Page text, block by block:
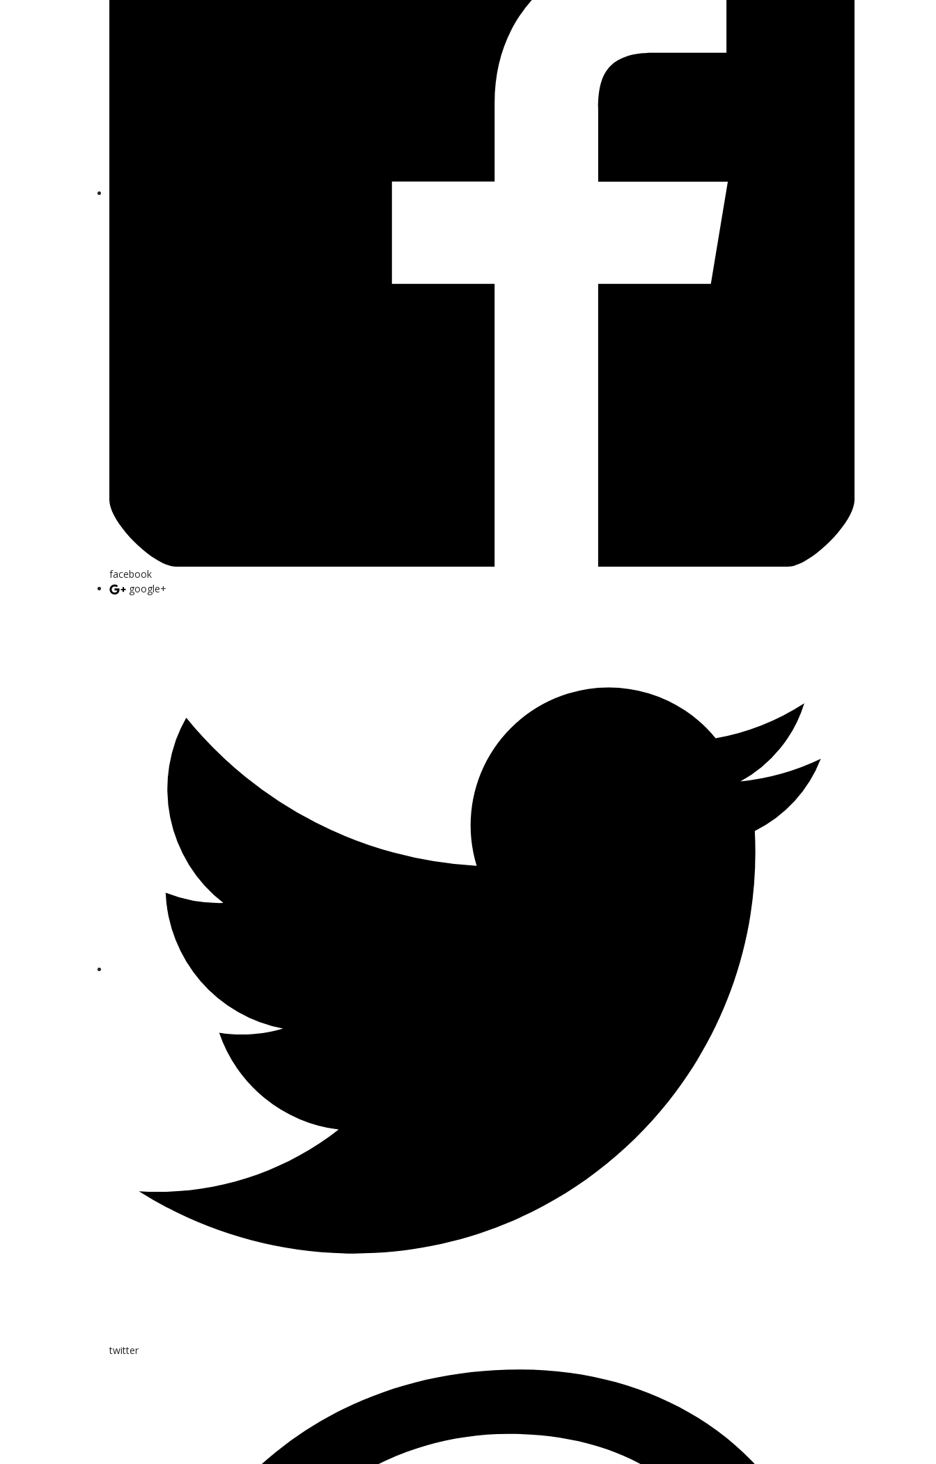
facebook
google+
twitter